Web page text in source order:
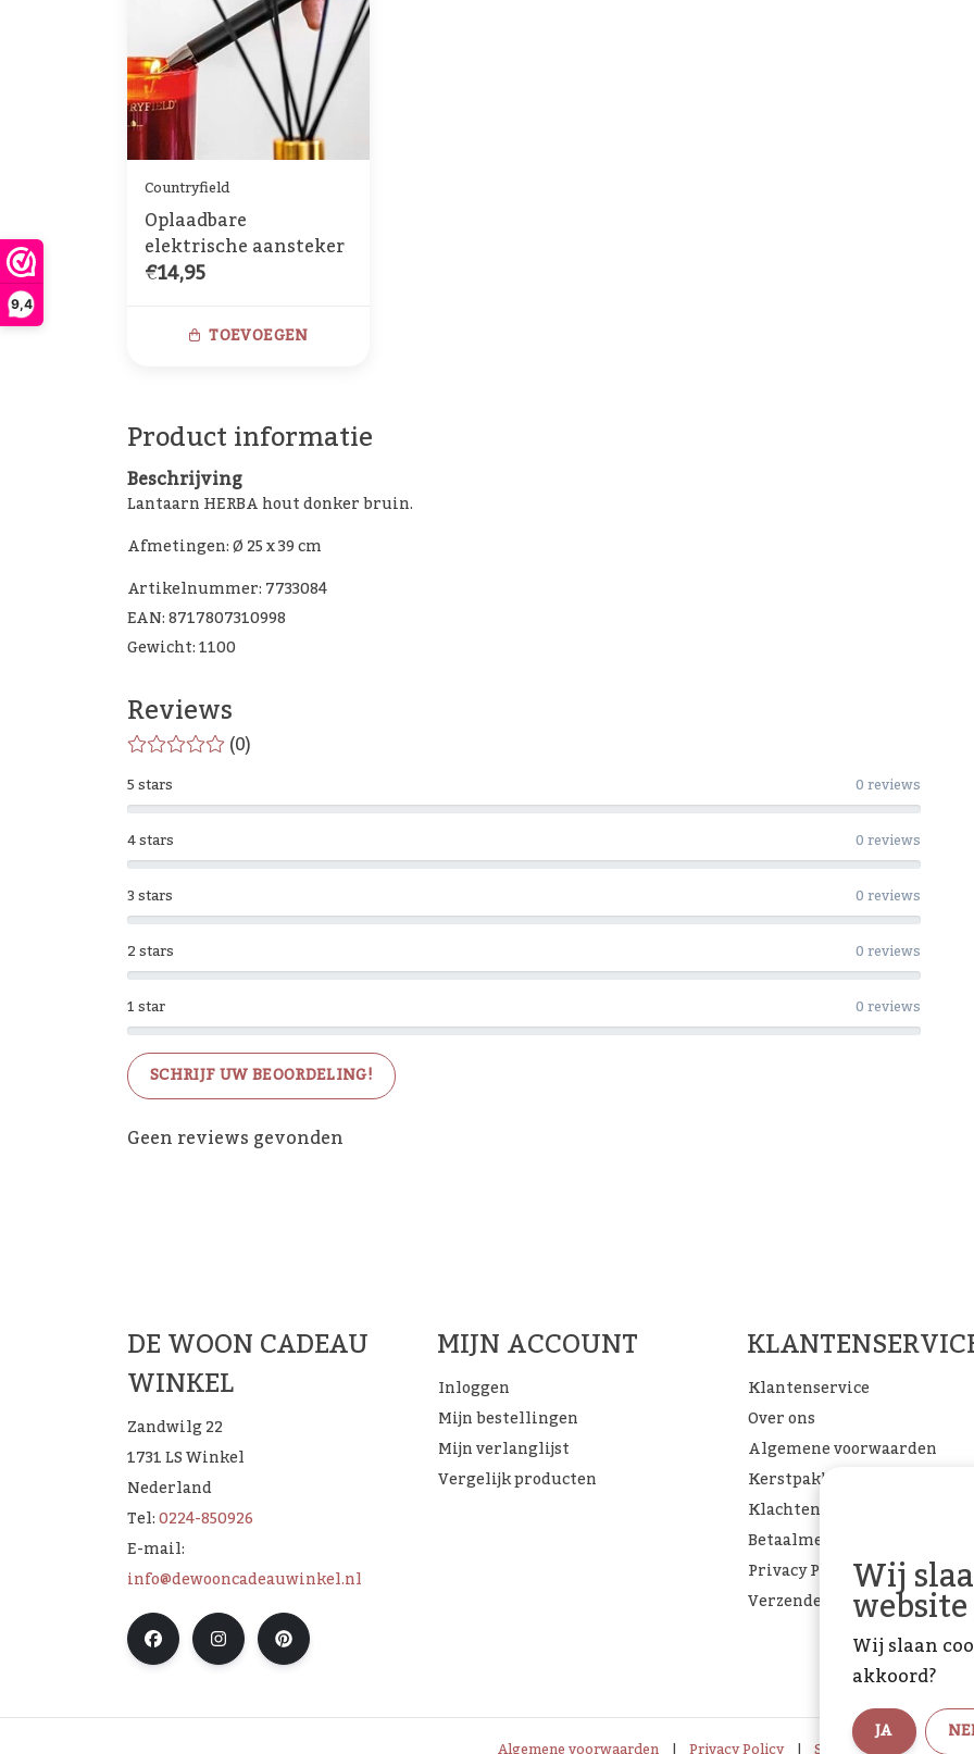
9,4
Countryfield
Oplaadbare
elektrische aansteker
€14,95
TOEVOEGEN
Product informatie
Beschrijving
Lantaarn HERBA hout donker bruin.
Afmetingen: Ø 25 x 39 cm
Artikelnummer: 7733084
EAN: 8717807310998
Gewicht: 1100
Reviews
(0)
1 star 0 reviews
2 stars 0 reviews
3 stars 0 reviews
4 stars 0 reviews
5 stars 0 reviews
SCHRIJF UW BEOORDELING!
Geen reviews gevonden
DE WOON CADEAU
WINKEL
Zandwilg 22
1731 LS Winkel
Nederland
Tel:0224-850926
E-mail:
info@dewooncadeauwinkel.nl
MIJN ACCOUNT
Inloggen
Mijn bestellingen
Mijn verlanglijst
Vergelijk producten
Klantenservice
Over ons
Algemene voorwaarden
Kerstpakketten
Klachtenpagina
Betaalmethoden
Privacy Policy
Verzenden & retourneren
Wij
Wij slaan
akkoord?
JA